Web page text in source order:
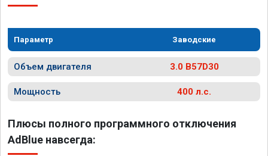
Параметр Заводские
Объем двигателя 3.0 B57D30
Мощность 400 л.с.
Плюсы полного программного отключения
AdBlue навсегда: